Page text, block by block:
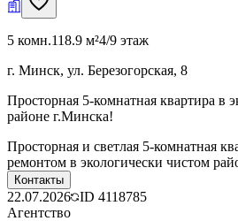
5 комн.118.9 м²4/9 этаж
г. Минск, ул. Березогорская, 8
Просторная 5-комнатная квартира в
районе г.Минска!
Просторная и светлая 5-комнатная
ремонтом в экологически чистом
Контакты
22.07.2026 ID 4118785
Агентство